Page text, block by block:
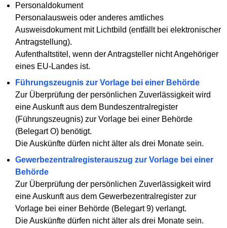
Personaldokument
Personalausweis oder anderes amtliches
Ausweisdokument mit Lichtbild (entfällt bei elektronischer
Antragstellung).
Aufenthaltstitel, wenn der Antragsteller nicht Angehöriger
eines EU-Landes ist.
Führungszeugnis zur Vorlage bei einer Behörde
Zur Überprüfung der persönlichen Zuverlässigkeit wird
eine Auskunft aus dem Bundeszentralregister
(Führungszeugnis) zur Vorlage bei einer Behörde
(Belegart O) benötigt.
Die Auskünfte dürfen nicht älter als drei Monate sein.
Gewerbezentralregisterauszug zur Vorlage bei einer
Behörde
Zur Überprüfung der persönlichen Zuverlässigkeit wird
eine Auskunft aus dem Gewerbezentralregister zur
Vorlage bei einer Behörde (Belegart 9) verlangt.
Die Auskünfte dürfen nicht älter als drei Monate sein.